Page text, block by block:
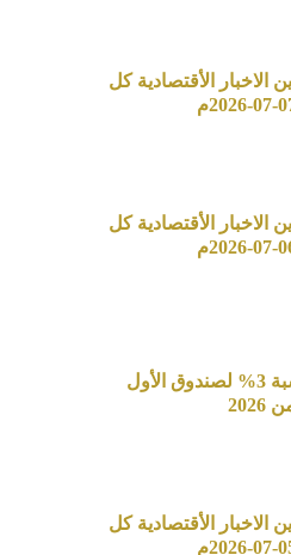
الاخبار الأقتصادية كل
الاخبار الأقتصادية كل
الأول كابيتال تعلن توزيع أرباح بنسبة 3% لصندوق الأول
الاخبار الأقتصادية كل